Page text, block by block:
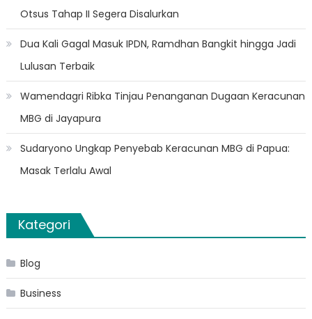
Otsus Tahap II Segera Disalurkan
Dua Kali Gagal Masuk IPDN, Ramdhan Bangkit hingga Jadi
Lulusan Terbaik
Wamendagri Ribka Tinjau Penanganan Dugaan Keracunan
MBG di Jayapura
Sudaryono Ungkap Penyebab Keracunan MBG di Papua:
Masak Terlalu Awal
Kategori
Blog
Business